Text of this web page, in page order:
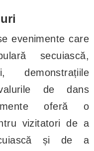
evenimente care
secuiască,
demonstrațiile
de dans
oferă o
vizitatori de a
și de a